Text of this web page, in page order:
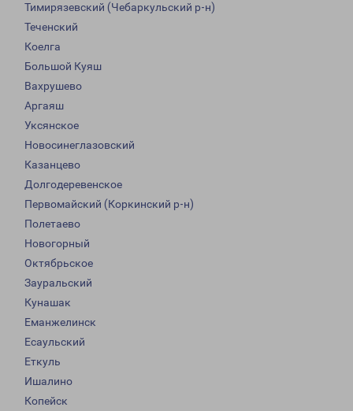
Тимирязевский (Чебаркульский р-н)
Теченский
Коелга
Большой Куяш
Вахрушево
Аргаяш
Уксянское
Новосинеглазовский
Казанцево
Долгодеревенское
Первомайский (Коркинский р-н)
Полетаево
Новогорный
Октябрьское
Зауральский
Кунашак
Еманжелинск
Есаульский
Еткуль
Ишалино
Копейск